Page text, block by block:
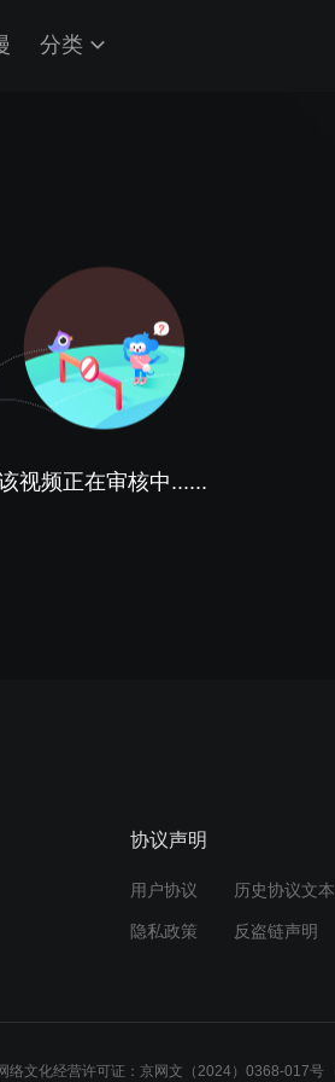
分类
视频正在审核中......
协议声明
用户协议 历史协议文本
隐私政策 反盗链声明
络文化经营许可证：京网文（2024）0368-017号